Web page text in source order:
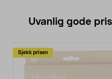
Uvanlig gode
Sjekk prisen